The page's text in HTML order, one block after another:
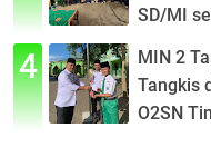
SD/MI
MIN 2
Tangkis
O2SN